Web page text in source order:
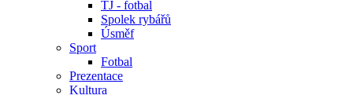
TJ - fotbal
Spolek rybářů
Úsměf
Sport
Fotbal
Prezentace
Kultura